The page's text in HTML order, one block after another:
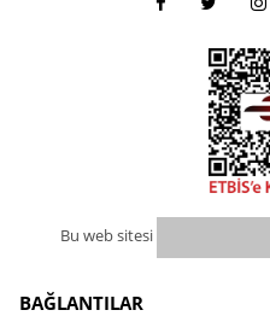
Bu web sitesi
BAĞLANTILAR